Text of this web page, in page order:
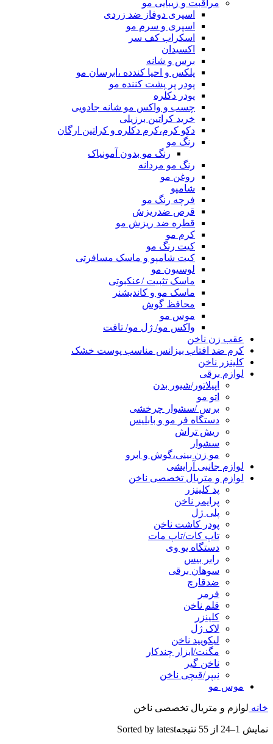
مراقبت و زیبایی مو
اسپری دوفاز ضد زردی
اسپری و سرم مو
اسکراب کف سر
اکسیدان
برس و شانه
پلکس و احیا کندده ،ابرسان مو
پودر پر پشت کننده مو
پودر دکلره
چسب و واکس مو شانه جادویی
خرید کراتین برزیلی
دکو کرم،کرم دکلره و کراتین ارگان
رنگ مو
رنگ مو بدون آمونیاک
رنگ مو مردانه
روغن مو
شامپو
فرچه رنگ مو
قرص ضدریزش
قطره ضد ریزش مو
کرم مو
کیت رنگ مو
کیت شامپو و ماسک مسافرتی
لوسیون مو
ماسک تثبیت /عنکبوتی
ماسک مو و کاندیشنر
محافظ گوش
موس مو
واکس مو/ ژل مو/ تافت
عقب زن ناخن
کرم ضد افتاب بیزانس مناسب پوست خشک
کلینزر ناخن
لوازم برقی
اپیلاتور/شیور بدن
اتو مو
برس /سشوار چرخشی
دستگاه فر مو و بابلیس
ریش تراش
سشوار
مو زن بینی،گوش و ابرو
لوازم جانبی آرایشی
لوازم و متریال تخصصی ناخن
پد کلینزر
پرایمر ناخن
پلی ژل
پودر کاشت ناخن
تاپ کات/تاپ مات
دستگاه یو وی
رابر بیس
سوهان برقی
ضدقارچ
فرمر
قلم ناخن
کلینزر
لاک ژل
لیکوييد ناخن
مگنت/ابزار چندکار
ناخن گیر
نیپر/قیچی ناخن
موس مو
خانه لوازم و متریال تخصصی ناخن
نمایش 1–24 از 55 نتیجه Sorted by latest